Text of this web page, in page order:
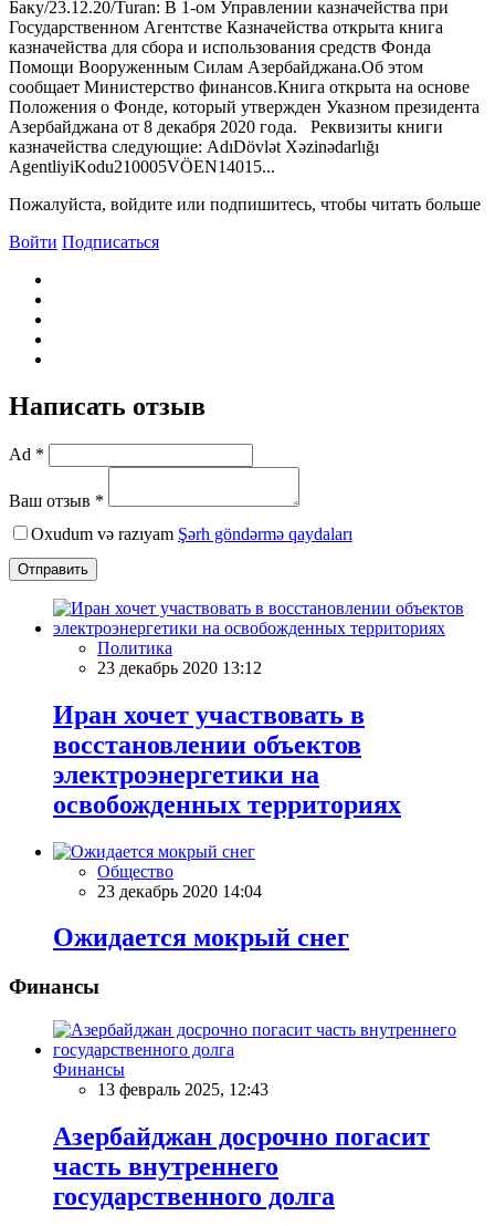
Баку/23.12.20/Turan: В 1-ом Управлении казначейства при
Государственном Агентстве Казначейства открыта книга
казначейства для сбора и использования средств Фонда
Помощи Вооруженным Силам Азербайджана.Об этом
сообщает Министерство финансов.Книга открыта на основе
Положения о Фонде, который утвержден Указном президента
Азербайджана от 8 декабря 2020 года. Реквизиты книги
казначейства следующие: AdıDövlət Xəzinədarlığı
AgentliyiKodu210005VÖEN14015...
Пожалуйста, войдите или подпишитесь, чтобы читать больше
Войти Подписаться
Написать отзыв
Ad *
Ваш отзыв *
Oxudum və razıyam Şərh göndərmə qaydaları
Отправить
Политика
23 декабрь 2020 13:12
Иран хочет участвовать в
восстановлении объектов
электроэнергетики на
освобожденных территориях
Общество
23 декабрь 2020 14:04
Ожидается мокрый снег
Финансы
Финансы
13 февраль 2025, 12:43
Азербайджан досрочно погасит
часть внутреннего
государственного долга